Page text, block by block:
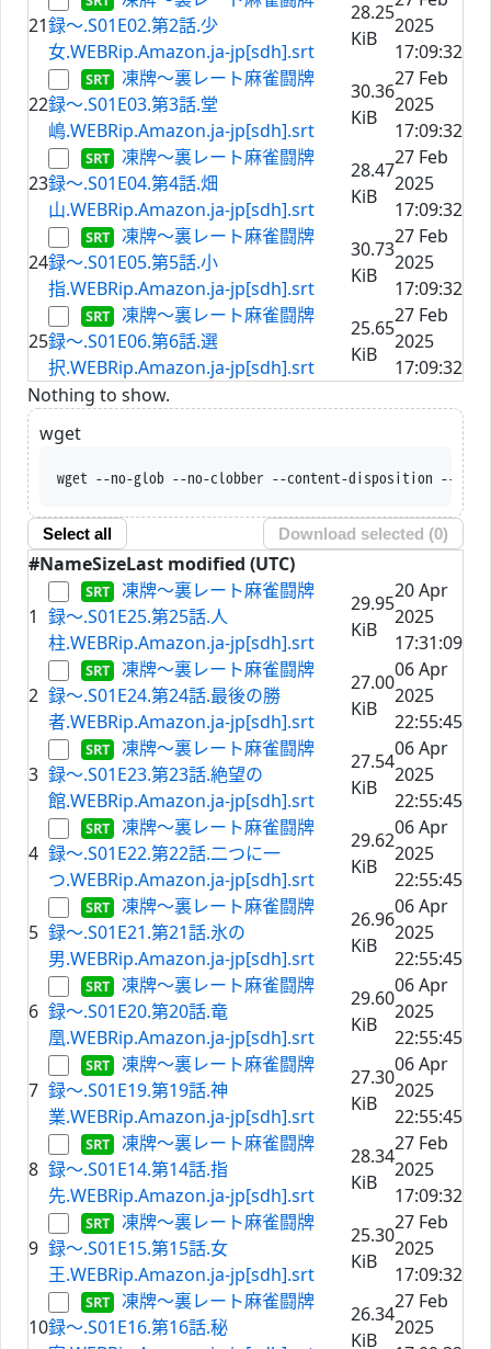
21録〜.S01E02.第2話.少
女.WEBRip.Amazon.ja-jp[sdh].srt
28.25
KiB
2025
17:09:32
22
凍牌〜裏レート麻雀闘牌
録〜.S01E03.第3話.堂
嶋.WEBRip.Amazon.ja-jp[sdh].srt
30.36
KiB
27 Feb
2025
17:09:32
23
凍牌〜裏レート麻雀闘牌
録〜.S01E04.第4話.畑
山.WEBRip.Amazon.ja-jp[sdh].srt
28.47
KiB
27 Feb
2025
17:09:32
24
凍牌〜裏レート麻雀闘牌
録〜.S01E05.第5話.小
指.WEBRip.Amazon.ja-jp[sdh].srt
30.73
KiB
27 Feb
2025
17:09:32
25
凍牌〜裏レート麻雀闘牌
録〜.S01E06.第6話.選
択.WEBRip.Amazon.ja-jp[sdh].srt
25.65
KiB
27 Feb
2025
17:09:32
Nothing to show.
wget
wget --no-glob --no-clobber --content-disposition --trust-server-names --
Select all Download selected (0)
#NameSizeLast modified (UTC)
1
凍牌〜裏レート麻雀闘牌
録〜.S01E25.第25話.人
柱.WEBRip.Amazon.ja-jp[sdh].srt
29.95
KiB
20 Apr
2025
17:31:09
2
凍牌〜裏レート麻雀闘牌
録〜.S01E24.第24話.最後の勝
者.WEBRip.Amazon.ja-jp[sdh].srt
27.00
KiB
06 Apr
2025
22:55:45
3
凍牌〜裏レート麻雀闘牌
録〜.S01E23.第23話.絶望の
館.WEBRip.Amazon.ja-jp[sdh].srt
27.54
KiB
06 Apr
2025
22:55:45
4
凍牌〜裏レート麻雀闘牌
録〜.S01E22.第22話.二つに一
つ.WEBRip.Amazon.ja-jp[sdh].srt
29.62
KiB
06 Apr
2025
22:55:45
5
凍牌〜裏レート麻雀闘牌
録〜.S01E21.第21話.氷の
男.WEBRip.Amazon.ja-jp[sdh].srt
26.96
KiB
06 Apr
2025
22:55:45
6
凍牌〜裏レート麻雀闘牌
録〜.S01E20.第20話.竜
凰.WEBRip.Amazon.ja-jp[sdh].srt
29.60
KiB
06 Apr
2025
22:55:45
7
凍牌〜裏レート麻雀闘牌
録〜.S01E19.第19話.神
業.WEBRip.Amazon.ja-jp[sdh].srt
27.30
KiB
06 Apr
2025
22:55:45
8
凍牌〜裏レート麻雀闘牌
録〜.S01E14.第14話.指
先.WEBRip.Amazon.ja-jp[sdh].srt
28.34
KiB
27 Feb
2025
17:09:32
9
凍牌〜裏レート麻雀闘牌
録〜.S01E15.第15話.女
王.WEBRip.Amazon.ja-jp[sdh].srt
25.30
KiB
27 Feb
2025
17:09:32
10
凍牌〜裏レート麻雀闘牌
録〜.S01E16.第16話.秘
26.34
KiB
27 Feb
2025